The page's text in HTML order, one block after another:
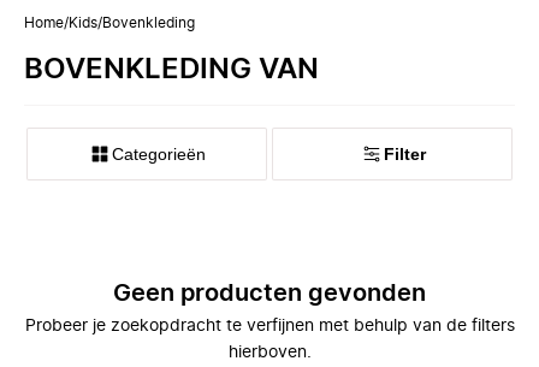
Home/Kids/Bovenkleding
BOVENKLEDING VAN
Categorieën Filter
Geen producten gevonden
Probeer je zoekopdracht te verfijnen met behulp van de filters
hierboven.